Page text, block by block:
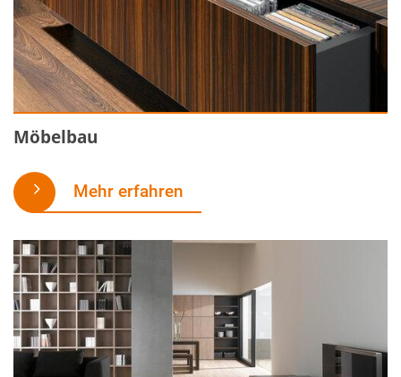
Möbelbau
Mehr erfahren